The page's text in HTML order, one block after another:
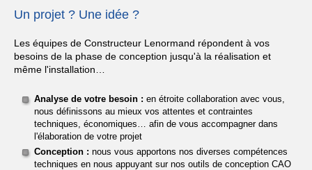
Un projet ? Une idée ?
Les équipes de Constructeur Lenormand répondent à vos
besoins de la phase de conception jusqu'à la réalisation et
même l'installation…
Analyse de votre besoin : en étroite collaboration avec vous,
nous définissons au mieux vos attentes et contraintes
techniques, économiques… afin de vous accompagner dans
l'élaboration de votre projet
Conception : nous vous apportons nos diverses compétences
techniques en nous appuyant sur nos outils de conception CAO